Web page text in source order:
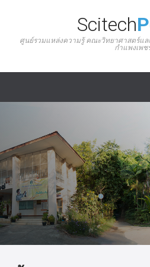
Scitech
ศูนย์รวมแหล่งความรู้ คณะวิทยาศาสตร์แล
กำแพงเพช